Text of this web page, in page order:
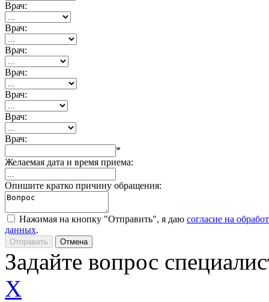
Врач:
Врач:
Врач:
Врач:
Врач:
Врач:
Врач:
*
Желаемая дата и время приема:
Опишите кратко причину обращения:
Нажимая на кнопку "Отправить", я даю согласие на
данных.
Задайте вопрос
X